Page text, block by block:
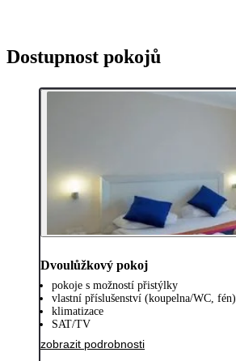
Dostupnost pokojů
Dvoulůžkový pokoj
pokoje s možností přistýlky
vlastní příslušenství (koupelna/WC, fén)
klimatizace
SAT/TV
zobrazit podrobnosti